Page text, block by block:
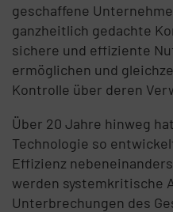
geschaffene
ganzheitlich gedachte
sichere und effiziente
ermöglichen und
Kontrolle über deren
Über 20 Jahre hinweg
Technologie so
Effizienz
werden systemkritische
Unterbrechungen des